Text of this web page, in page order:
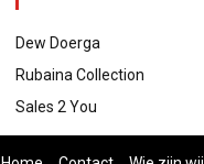
Dew Doerga
Rubaina Collection
Sales 2 You